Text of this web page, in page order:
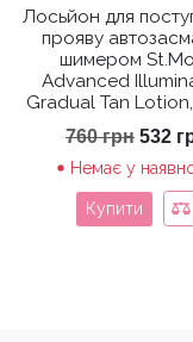
Лосьйон для
прояву
шимером
Advanced
Gradual Tan
760грн
760
532
Немає у
Купити